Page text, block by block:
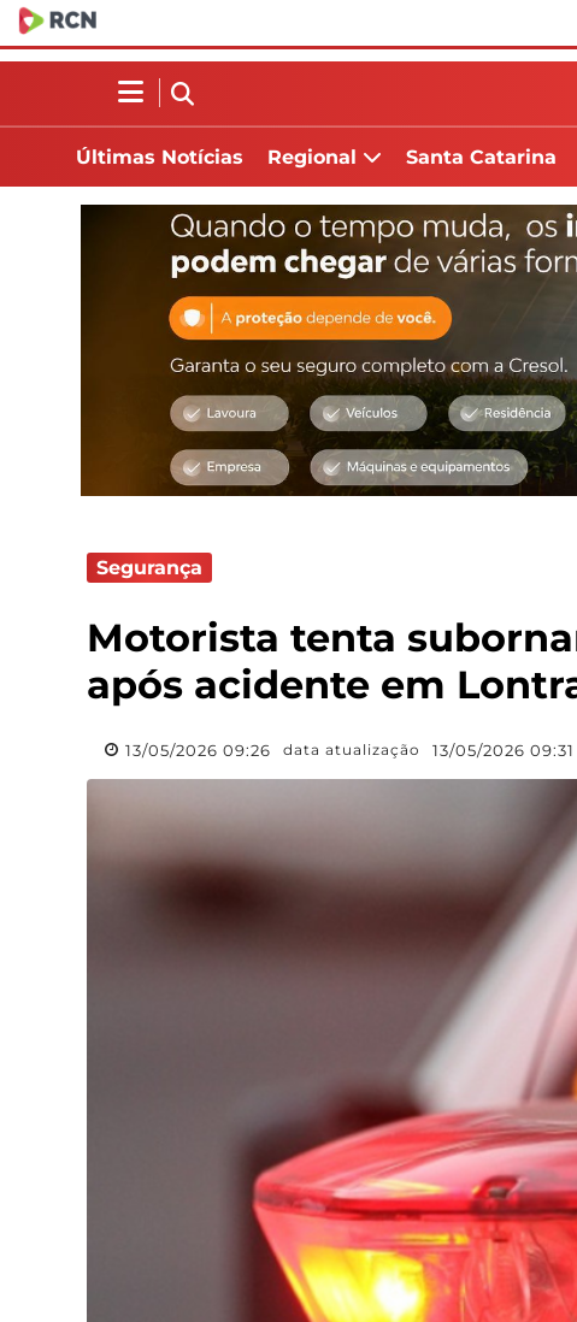
Últimas Notícias Regional Santa Catarina
Segurança
Motorista tenta
após acidente em
13/05/2026 09:26 data atualização 13/05/2026 09:31